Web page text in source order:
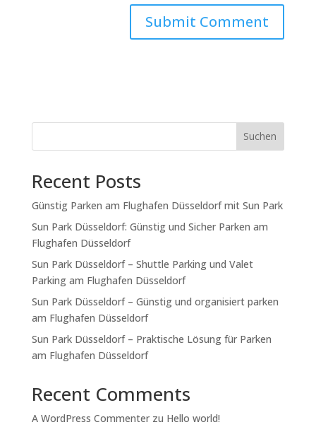
Suchen
Recent Posts
Günstig Parken am Flughafen Düsseldorf mit Sun Park
Sun Park Düsseldorf: Günstig und Sicher Parken am
Flughafen Düsseldorf
Sun Park Düsseldorf – Shuttle Parking und Valet
Parking am Flughafen Düsseldorf
Sun Park Düsseldorf – Günstig und organisiert parken
am Flughafen Düsseldorf
Sun Park Düsseldorf – Praktische Lösung für Parken
am Flughafen Düsseldorf
Recent Comments
A WordPress Commenterzu Hello world!